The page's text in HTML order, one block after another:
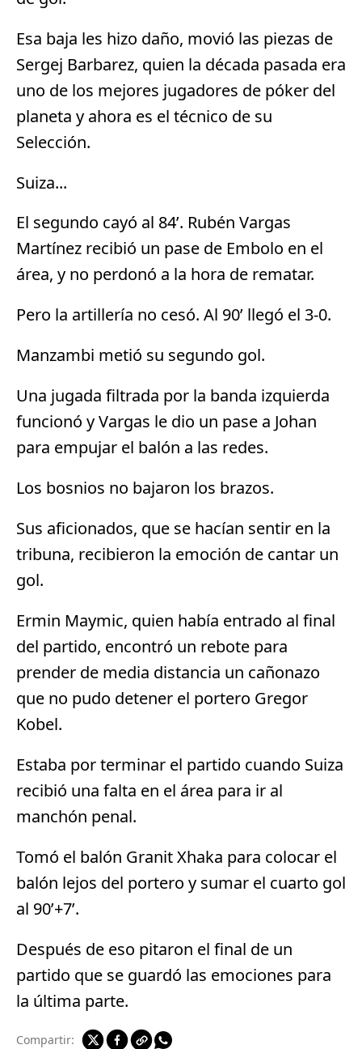
Esa baja les hizo daño, movió las piezas de
Sergej Barbarez, quien la década pasada era
uno de los mejores jugadores de póker del
planeta y ahora es el técnico de su
Selección.
Suiza...
El segundo cayó al 84’. Rubén Vargas
Martínez recibió un pase de Embolo en el
área, y no perdonó a la hora de rematar.
Pero la artillería no cesó. Al 90’ llegó el 3-0.
Manzambi metió su segundo gol.
Una jugada filtrada por la banda izquierda
funcionó y Vargas le dio un pase a Johan
para empujar el balón a las redes.
Los bosnios no bajaron los brazos.
Sus aficionados, que se hacían sentir en la
tribuna, recibieron la emoción de cantar un
gol.
Ermin Maymic, quien había entrado al final
del partido, encontró un rebote para
prender de media distancia un cañonazo
que no pudo detener el portero Gregor
Kobel.
Estaba por terminar el partido cuando Suiza
recibió una falta en el área para ir al
manchón penal.
Tomó el balón Granit Xhaka para colocar el
balón lejos del portero y sumar el cuarto gol
al 90’+7’.
Después de eso pitaron el final de un
partido que se guardó las emociones para
la última parte.
Compartir: